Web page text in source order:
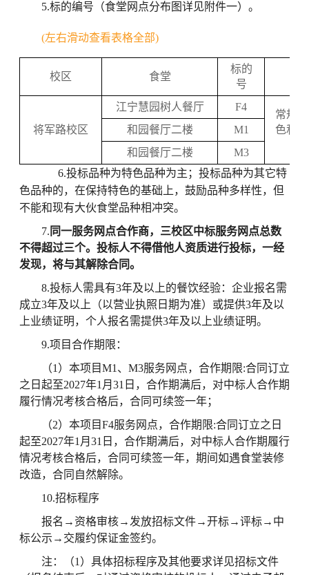
5.标的编号（食堂网点分布图详见附件一）。
(左右滑动查看表格全部)
校区 食堂
标的
号
将军路校区
江宁慧园树人餐厅 F4
常规
色和
和园餐厅二楼
M1
和园餐厅二楼
M3
6.投标品种为特色品种为主；投标品种为其它特
色品种的，在保持特色的基础上，鼓励品种多样性，但
不能和现有大伙食堂品种相冲突。
7. 同一服务网点合作商，三校区中标服务网点总数
不得超过三个。投标人不得借他人资质进行投标，一经
发现，将与其解除合同。
8.投标人需具有3年及以上的餐饮经验：企业报名需
成立3年及以上（以营业执照日期为准）或提供3年及以
上业绩证明，个人报名需提供3年及以上业绩证明。
9.项目合作期限：
（1） 本项目M1、M3服务网点，合作期限:合同订立
之日起至2027年1月31日，合作期满后，对中标人合作期
履行情况考核合格后，合同可续签一年；
（2） 本项目F4服务网点，合作期限:合同订立之日
起至2027年1月31日，合作期满后，对中标人合作期履行
情况考核合格后，合同可续签一年，期间如遇食堂装修
改造，合同自然解除。
10.招标程序
报名→资格审核→发放招标文件→开标→评标→中
标公示→交履约保证金签约。
注：（1）具体招标程序及其他要求详见招标文件